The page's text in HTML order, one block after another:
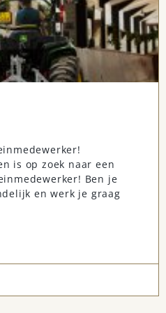
is op zoek naar een
Ben je
en werk je graag